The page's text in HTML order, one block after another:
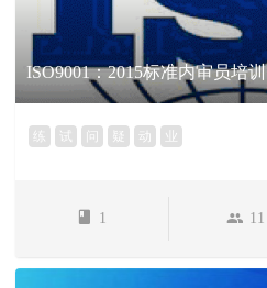
ISO9001：2015标准内审员培训
练 试 问 疑 动 业
1 11